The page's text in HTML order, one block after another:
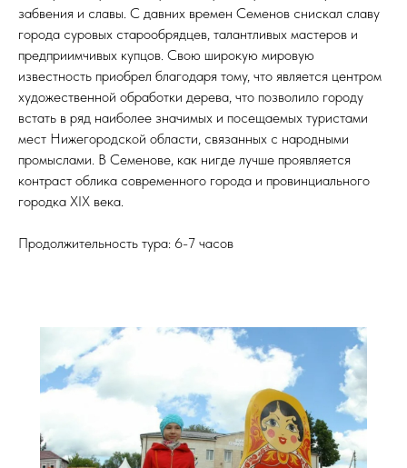
забвения и славы. С давних времен Семенов снискал славу
города суровых старообрядцев, талантливых мастеров и
предприимчивых купцов. Свою широкую мировую
известность приобрел благодаря тому, что является центром
художественной обработки дерева, что позволило городу
встать в ряд наиболее значимых и посещаемых туристами
мест Нижегородской области, связанных с народными
промыслами. В Семенове, как нигде лучше проявляется
контраст облика современного города и провинциального
городка XIX века.
Продолжительность тура: 6-7 часов